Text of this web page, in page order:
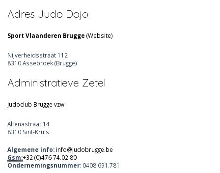
Adres Judo Dojo
Sport Vlaanderen Brugge (Website)
Nijverheidsstraat 112
8310 Assebroek (Brugge)
Administratieve Zetel
Judoclub Brugge vzw
Altenastraat 14
8310 Sint-Kruis
Algemene info: info@judobrugge.be
Gsm:+32 (0)476 74.02.80
Ondernemingsnummer: 0408.691.781